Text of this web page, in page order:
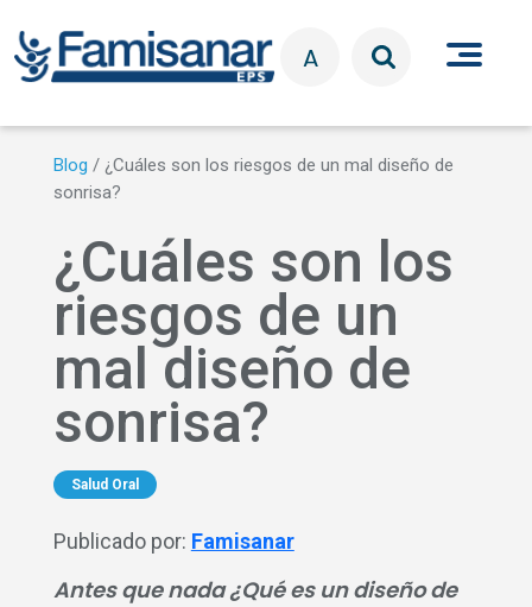
A
Blog / ¿Cuáles son los riesgos de un mal diseño de
sonrisa?
¿Cuáles son los
riesgos de un
mal diseño de
sonrisa?
Salud Oral
Publicado por: Famisanar
Antes que nada ¿Qué es un diseño de